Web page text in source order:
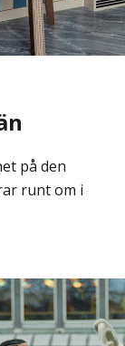
på den
runt om i